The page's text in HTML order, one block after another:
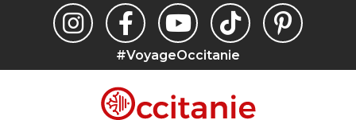
#VoyageOccitanie